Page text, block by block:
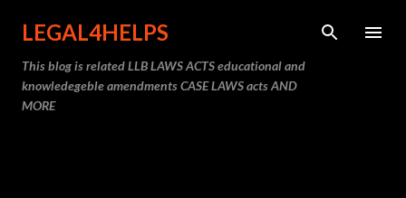
Skip to main content
LEGAL4HELPS
This blog is related LLB LAWS ACTS educational and
knowledegeble amendments CASE LAWS acts AND
MORE